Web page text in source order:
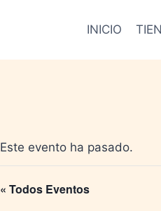
INICIO
Este evento ha pasado.
« Todos Eventos